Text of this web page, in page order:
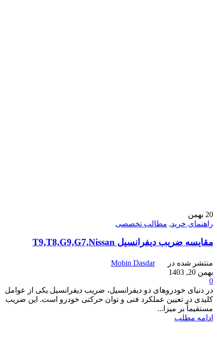
20 بهمن
راهنمای خرید, مطالب تخصصی
مقایسه ضریب دیفرانسیل T9,T8,G9,G7,Nissan
منتشر شده در
Mobin Dasdar
بهمن 20, 1403
0
در دنیای خودروهای دو دیفرانسیل، ضریب دیفرانسیل یکی از عوامل
کلیدی در تعیین عملکرد فنی و توان حرکتی خودرو است. این ضریب
مستقیماً بر میزا...
ادامه مطلب